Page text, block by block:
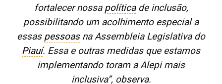
fortalecer nossa políticade inclusão,
possibilitando um acolhimento especial a
essas pessoasna Assembleia Legislativa do
Piauí. Essa e outras medidas que estamos
implementando toram a Alepi mais
inclusiva”, observa.